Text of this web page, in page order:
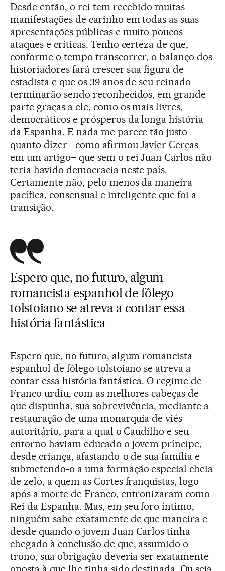
Desde então, o rei tem recebido muitas
manifestações de carinho em todas as suas
apresentações públicas e muito poucos
ataques e críticas. Tenho certeza de que,
conforme o tempo transcorrer, o balanço dos
historiadores fará crescer sua figura de
estadista e que os 39 anos de seu reinado
terminarão sendo reconhecidos, em grande
parte graças a ele, como os mais livres,
democráticos e prósperos da longa história
da Espanha. E nada me parece tão justo
quanto dizer –como afirmou Javier Cercas
em um artigo– que sem o rei Juan Carlos não
teria havido democracia neste país.
Certamente não, pelo menos da maneira
pacífica, consensual e inteligente que foi a
transição.
Espero que, no futuro, algum
romancista espanhol de fôlego
tolstoiano se atreva a contar essa
história fantástica
Espero que, no futuro, algum romancista
espanhol de fôlego tolstoiano se atreva a
contar essa história fantástica. O regime de
Franco urdiu, com as melhores cabeças de
que dispunha, sua sobrevivência, mediante a
restauração de uma monarquia de viés
autoritário, para a qual o Caudilho e seu
entorno haviam educado o jovem príncipe,
desde criança, afastando-o de sua família e
submetendo-o a uma formação especial cheia
de zelo, a quem as Cortes franquistas, logo
após a morte de Franco, entronizaram como
Rei da Espanha. Mas, em seu foro íntimo,
ninguém sabe exatamente de que maneira e
desde quando o jovem Juan Carlos tinha
chegado à conclusão de que, assumido o
trono, sua obrigação deveria ser exatamente